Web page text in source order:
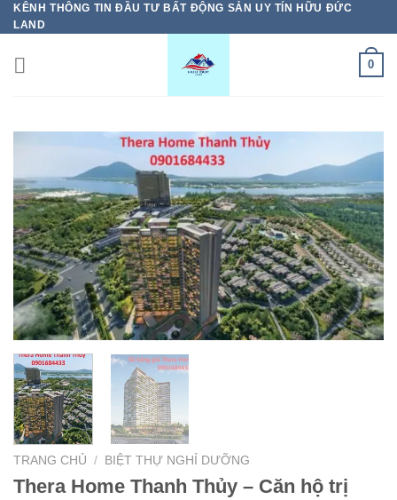
Bỏ
qua
nội
dung
KÊNH THÔNG TIN ĐẦU TƯ BẤT ĐỘNG SẢN UY TÍN HỮU ĐỨC
LAND
0
TRANG CHỦ / BIỆT THỰ NGHỈ DƯỠNG
Thera Home Thanh Thủy – Căn hộ trị